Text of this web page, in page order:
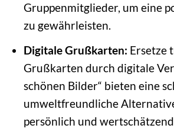
Gruppenmitglieder, um eine
zu gewährleisten.
Digitale Grußkarten: Ersetze
Grußkarten durch digitale
schönen Bilder“ bieten eine
umweltfreundliche
persönlich und